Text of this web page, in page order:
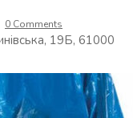
0 Comments
19Б, 61000